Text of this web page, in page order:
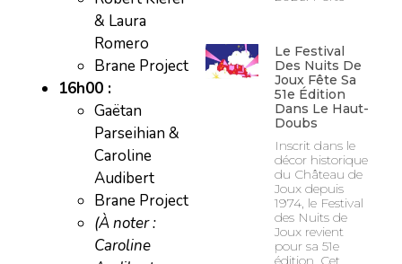
& Laura
Romero
Brane Project
16h00 :
Gaëtan
Parseihian &
Caroline
Audibert
Brane Project
(À noter :
Caroline
Le Festival
Des Nuits De
Joux Fête Sa
51e Édition
Dans Le Haut-
Doubs
Inscrit dans le
décor historique
du Château de
Joux depuis
1974, le Festival
des Nuits de
Joux revient
pour sa 51e
édition. Cet